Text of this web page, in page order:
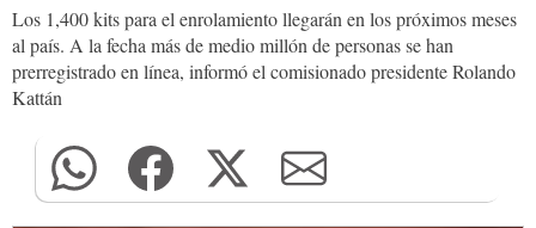
Los 1,400 kits para el enrolamiento llegarán en los próximos meses
al país. A la fecha más de medio millón de personas se han
prerregistrado en línea, informó el comisionado presidente Rolando
Kattán